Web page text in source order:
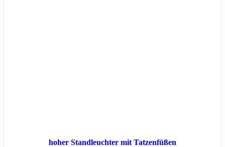
hoher Standleuchter mit Tatzenfüßen